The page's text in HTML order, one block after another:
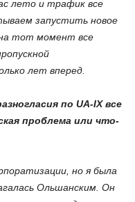
лето и трафик все
запустить новое
тот момент все
лет вперед.
по UA-IX все
проблема или что-
но я была
Ольшанским. Он